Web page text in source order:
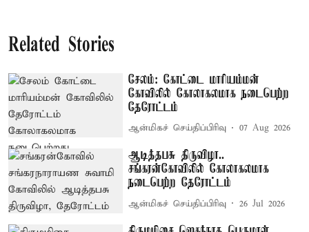
Related Stories
சேலம்: கோட்டை மாரியம்மன்
கோவிலில் கோலாகலமாக நடைபெற்ற
தேரோட்டம்
ஆன்மிகச் செய்திப்பிரிவு 07 Aug 2026
ஆடித்தபசு திருவிழா..
சங்கரன்கோவிலில் கோலாகலமாக
நடைபெற்ற தேரோட்டம்
ஆன்மிகச் செய்திப்பிரிவு 26 Jul 2026